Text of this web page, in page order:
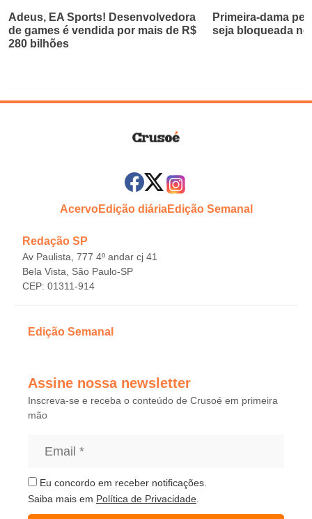
Adeus, EA Sports! Desenvolvedora
de games é vendida por mais de R$
280 bilhões
Primeira-dama
seja bloqueada
AcervoEdição diáriaEdição Semanal
Redação SP
Av Paulista, 777 4º andar cj 41
Bela Vista, São Paulo-SP
CEP: 01311-914
Edição Semanal
Assine nossa newsletter
Inscreva-se e receba o conteúdo de Crusoé em primeira
mão
Eu concordo em receber notificações.
Saiba mais em Política de Privacidade.